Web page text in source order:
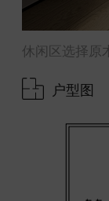
休闲区选择原
户型图